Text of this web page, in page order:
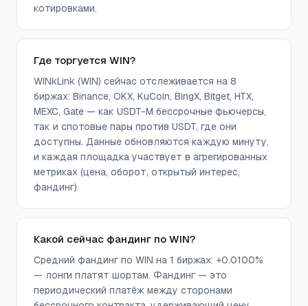
котировками.
Где торгуется WIN?
WINkLink (WIN) сейчас отслеживается на 8
биржах: Binance, OKX, KuCoin, BingX, Bitget, HTX,
MEXC, Gate — как USDT-M бессрочные фьючерсы,
так и спотовые пары против USDT, где они
доступны. Данные обновляются каждую минуту,
и каждая площадка участвует в агрегированных
метриках (цена, оборот, открытый интерес,
фандинг).
Какой сейчас фандинг по WIN?
Средний фандинг по WIN на 1 биржах: +0.0100%
— лонги платят шортам. Фандинг — это
периодический платёж между сторонами